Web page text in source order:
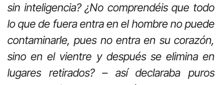
sin inteligencia? ¿No comprendéis que todo
lo que de fuera entra en el hombre no puede
contaminarle, pues no entra en su corazón,
sino en el vientre y después se elimina en
lugares retirados? – así declaraba puros